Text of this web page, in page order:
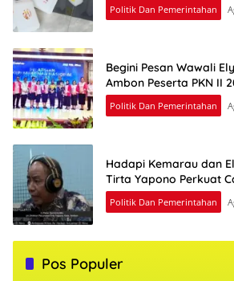
Politik Dan Pemerintahan
Begini Pesan Wawali
Ambon Peserta PKN II
Politik Dan Pemerintahan
Hadapi Kemarau dan
Tirta Yapono Perkuat
Politik Dan Pemerintahan
Pos Populer